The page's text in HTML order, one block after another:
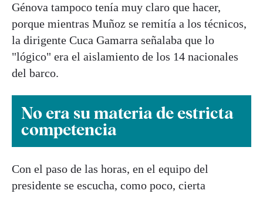
Génova tampoco tenía muy claro que hacer,
porque mientras Muñoz se remitía a los técnicos,
la dirigente Cuca Gamarra señalaba que lo
"lógico" era el aislamiento de los 14 nacionales
del barco.
No era su materia de estricta
competencia
Con el paso de las horas, en el equipo del
presidente se escucha, como poco, cierta